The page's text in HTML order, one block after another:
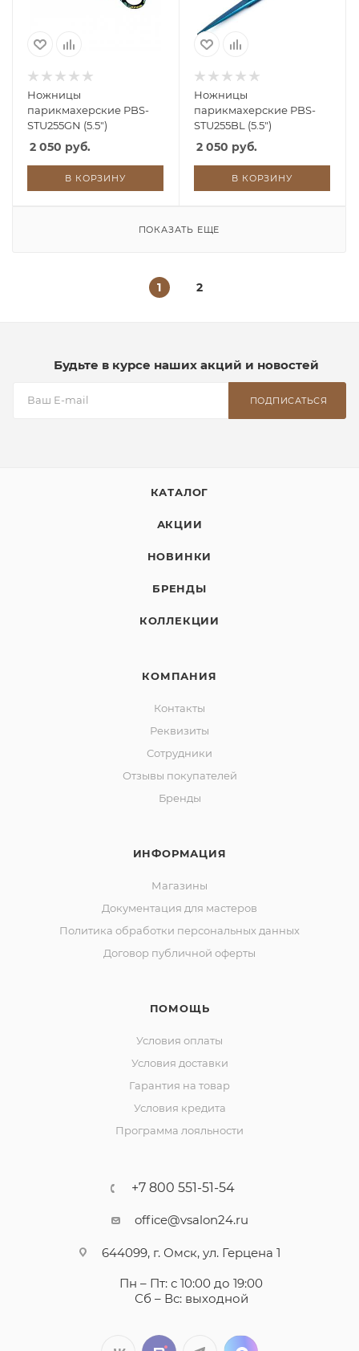
Ножницы
парикмахерские PBS-
STU255GN (5.5")
2 050 руб.
В КОРЗИНУ
Ножницы
парикмахерские PBS-
STU255BL (5.5")
2 050 руб.
В КОРЗИНУ
ПОКАЗАТЬ ЕЩЕ
1 2
Будьте в курсе наших акций и новостей
ПОДПИСАТЬСЯ
КАТАЛОГ
АКЦИИ
НОВИНКИ
БРЕНДЫ
КОЛЛЕКЦИИ
КОМПАНИЯ
Контакты
Реквизиты
Сотрудники
Отзывы покупателей
Бренды
ИНФОРМАЦИЯ
Магазины
Документация для мастеров
Политика обработки персональных данных
Договор публичной оферты
ПОМОЩЬ
Условия оплаты
Условия доставки
Гарантия на товар
Условия кредита
Программа лояльности
+7 800 551-51-54
office@vsalon24.ru
644099, г. Омск, ул. Герцена 1
Пн – Пт: с 10:00 до 19:00
Сб – Вс: выходной